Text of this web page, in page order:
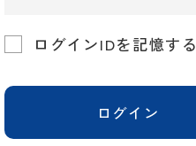
ログインIDを記憶する
ログイン